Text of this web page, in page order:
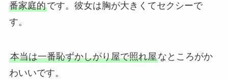
番家庭的です。彼女は胸が大きくてセクシーで
す。
本当は一番恥ずかしがり屋で照れ屋なところがか
わいいです。